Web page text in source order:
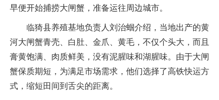
早便开始捕捞大闸蟹，准备运往周边城市。
临猗县养殖基地负责人刘治蝈介绍，当地出产的黄
河大闸蟹青壳、白肚、金爪、黄毛，不仅个头大，而且
膏黄饱满、肉质鲜美，没有泥腥味和湖腥味。由于大闸
蟹保质期短，为满足市场需求，他们选择了高铁快运方
式，缩短田间到舌尖的距离。